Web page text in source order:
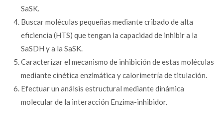
SaSK.
Buscar moléculas pequeñas mediante cribado de alta
eficiencia (HTS) que tengan la capacidad de inhibir a la
SaSDH y a la SaSK.
Caracterizar el mecanismo de inhibición de estas moléculas
mediante cinética enzimática y calorimetría de titulación.
Efectuar un análsis estructural mediante dinámica
molecular de la interacción Enzima-inhibidor.